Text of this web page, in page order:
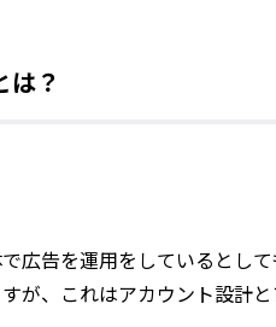
は？
広告を運用をしているとし
が、これはアカウント設計